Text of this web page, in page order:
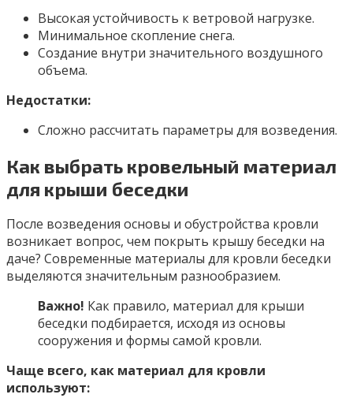
Высокая устойчивость к ветровой нагрузке.
Минимальное скопление снега.
Создание внутри значительного воздушного
объема.
Недостатки:
Сложно рассчитать параметры для возведения.
Как выбрать кровельный материал
для крыши беседки
После возведения основы и обустройства кровли
возникает вопрос, чем покрыть крышу беседки на
даче? Современные материалы для кровли беседки
выделяются значительным разнообразием.
Важно! Как правило, материал для крыши
беседки подбирается, исходя из основы
сооружения и формы самой кровли.
Чаще всего, как материал для кровли
используют: